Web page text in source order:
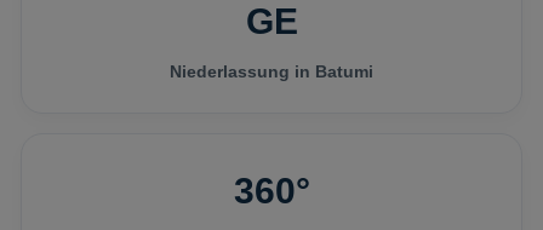
GE
Niederlassung in Batumi
360°